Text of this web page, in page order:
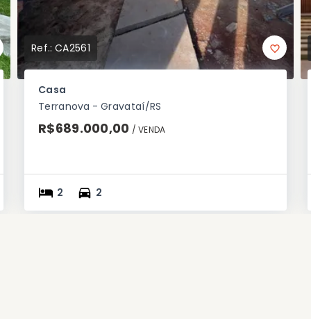
Ref.:CA2561
Casa
Terranova - Gravataí/RS
R$689.000,00 / VENDA
2 2